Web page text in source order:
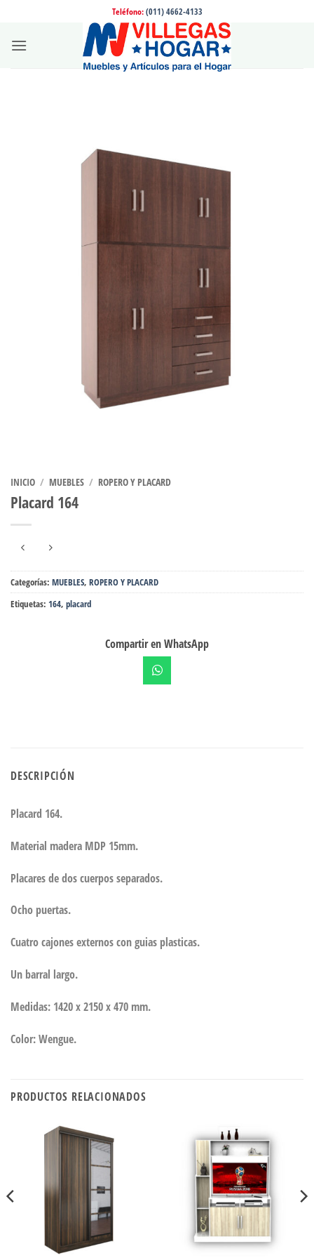
contenido
Teléfono: (011) 4662-4133
INICIO / MUEBLES / ROPERO Y PLACARD
Placard 164
Categorías: MUEBLES, ROPERO Y PLACARD
Etiquetas: 164, placard
Compartir en WhatsApp
DESCRIPCIÓN
Placard 164.
Material madera MDP 15mm.
Placares de dos cuerpos separados.
Ocho puertas.
Cuatro cajones externos con guias plasticas.
Un barral largo.
Medidas: 1420 x 2150 x 470 mm.
Color: Wengue.
PRODUCTOS RELACIONADOS